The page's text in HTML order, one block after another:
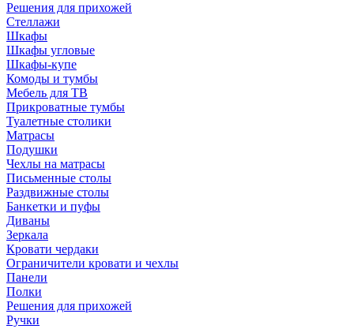
Решения для прихожей
Стеллажи
Шкафы
Шкафы угловые
Шкафы-купе
Комоды и тумбы
Мебель для ТВ
Прикроватные тумбы
Туалетные столики
Матрасы
Подушки
Чехлы на матрасы
Письменные столы
Раздвижные столы
Банкетки и пуфы
Диваны
Зеркала
Кровати чердаки
Ограничители кровати и чехлы
Панели
Полки
Решения для прихожей
Ручки